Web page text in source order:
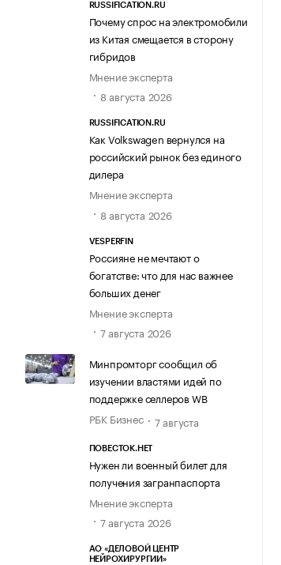
RUSSIFICATION.RU
Почему спрос на электромобили
из Китая смещается в сторону
гибридов
Мнение эксперта
8 августа 2026
RUSSIFICATION.RU
Как Volkswagen вернулся на
российский рынок без единого
дилера
Мнение эксперта
8 августа 2026
VESPERFIN
Россияне не мечтают о
богатстве: что для нас важнее
больших денег
Мнение эксперта
7 августа 2026
Минпромторг сообщил об
изучении властями идей по
поддержке селлеров WB
РБК Бизнес
7 августа
ПОВЕСТОК.НЕТ
Нужен ли военный билет для
получения загранпаспорта
Мнение эксперта
7 августа 2026
АО «ДЕЛОВОЙ ЦЕНТР
НЕЙРОХИРУРГИИ»